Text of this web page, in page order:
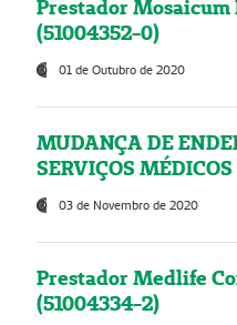
Prestador Mosaicum
(51004352-0)
01 de Outubro de 2020
MUDANÇA DE
SERVIÇOS
03 de Novembro de 2020
Prestador Medlife
(51004334-2)